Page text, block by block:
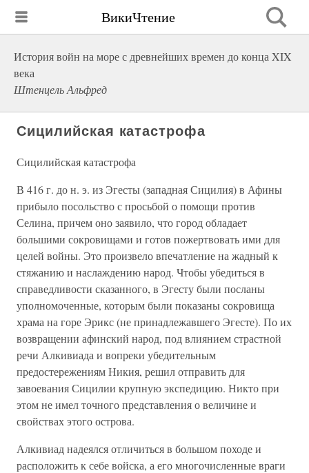
ВикиЧтение
История войн на море с древнейших времен до конца XIX
века
Штенцель Альфред
Сицилийская катастрофа
Сицилийская катастрофа
В 416 г. до н. э. из Эгесты (западная Сицилия) в Афины
прибыло посольство с просьбой о помощи против
Селина, причем оно заявило, что город обладает
большими сокровищами и готов пожертвовать ими для
целей войны. Это произвело впечатление на жадный к
стяжанию и наслаждению народ. Чтобы убедиться в
справедливости сказанного, в Эгесту были посланы
уполномоченные, которым были показаны сокровища
храма на горе Эрикс (не принадлежавшего Эгесте). По их
возвращении афинский народ, под влиянием страстной
речи Алкивиада и вопреки убедительным
предостережениям Никия, решил отправить для
завоевания Сицилии крупную экспедицию. Никто при
этом не имел точного представления о величине и
свойствах этого острова.
Алкивиад надеялся отличиться в большом походе и
расположить к себе войска, а его многочисленные враги